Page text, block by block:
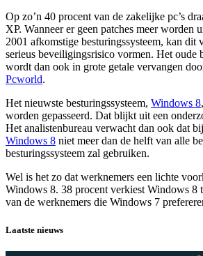
Op zo’n 40 procent van de zakelijke pc’s
XP. Wanneer er geen patches meer worden
2001 afkomstige besturingssysteem, kan dit
serieus beveiligingsrisico vormen. Het oude
wordt dan ook in grote getale vervangen
Pcworld.
Het nieuwste besturingssysteem, Windows 8
worden gepasseerd. Dat blijkt uit een
Het analistenbureau verwacht dan ook dat
Windows 8 niet meer dan de helft van alle
besturingssysteem zal gebruiken.
Wel is het zo dat werknemers een lichte
Windows 8. 38 procent verkiest Windows 8
van de werknemers die Windows 7
Laatste nieuws